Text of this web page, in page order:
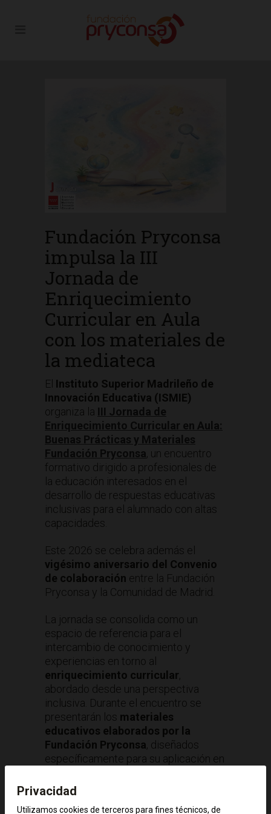
Fundación Pryconsa
impulsa la III
Jornada de
Enriquecimiento
Curricular en Aula
con los materiales de
la mediateca
El Instituto Superior Madrileño de
Innovación Educativa (ISMIE)
organiza la III Jornada de
Enriquecimiento Curricular en Aula:
Buenas Prácticas y Materiales
Fundación Pryconsa, un encuentro
formativo dirigido a profesionales de
la educación interesados en el
desarrollo de respuestas educativas
inclusivas para el alumnado con altas
capacidades.
Este 2026 se celebra además el
vigésimo aniversario del Convenio
de colaboración entre la Fundación
Pryconsa y la Comunidad de Madrid.
La jornada se consolida como un
espacio de referencia para el
intercambio de conocimiento y
experiencias en torno al
enriquecimiento curricular,
abordado desde una perspectiva
inclusiva. Durante el encuentro se
presentarán los materiales
educativos elaborados por la
Fundación Pryconsa, diseñados
específicamente para su aplicación en
las necesidades del alumnado con
Privacidad
Utilizamos cookies de terceros para fines técnicos, de